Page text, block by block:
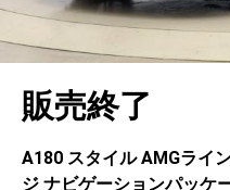
ローン・リース
自動車保険
カタログ情報
保存した検索条件
問合せ履歴
アカウントの確認・編集
コーティング
タイヤ交換
ボディ修理
業績決算情報
プレスリリース
ヤナセの歴史
女性活躍・次世代育成
メルセデス・ベンツ認定中古車
BMW認定中古車
フォルクスワーゲン認定中古車
ポルシェ認定中古車
プライバシーポリシー
利用規約
金融商品の勧誘方針
販売終了
A180 スタイル AMGライ
ジ ナビゲーションパッケ